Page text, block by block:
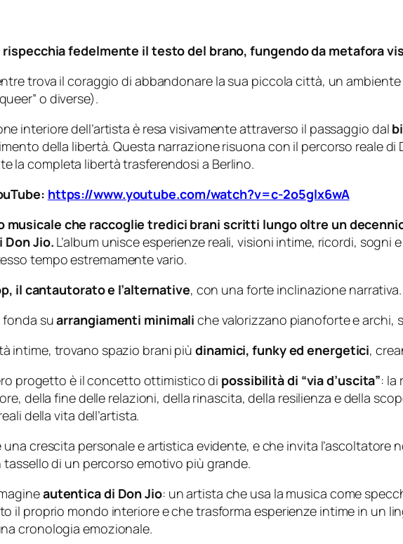
rispecchia fedelmente il testo del brano, fungendo da metafora
trova il coraggio di abbandonare la sua piccola città, un
o diverse).
interiore dell’artista è resa visivamente attraverso il passaggio dal
della libertà. Questa narrazione risuona con il percorso reale di
la completa libertà trasferendosi a Berlino.
https://www.youtube.com/watch?v=c-2o5glx6wA
musicale che raccoglie tredici brani scritti lungo oltre un
Jio. L’album unisce esperienze reali, visioni intime, ricordi,
tempo estremamente vario.
il cantautorato e l’alternative, con una forte inclinazione narrativa.
fonda suarrangiamenti minimali che valorizzano pianoforte e archi,
intime, trovano spazio brani piùdinamici, funky ed energetici,
progetto è il concetto ottimistico di possibilità di “via d’uscita”: la
della fine delle relazioni, della rinascita, della resilienza e della
della vita dell’artista.
crescita personale e artistica evidente, e che invita l’ascoltatore
di un percorso emotivo più grande.
autentica di Don Jio: un artista che usa la musica come
il proprio mondo interiore e che trasforma esperienze intime in un
cronologia emozionale.